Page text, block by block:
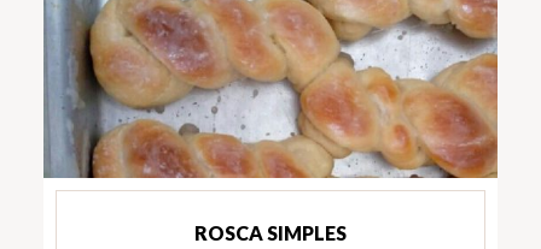
ROSCA SIMPLES